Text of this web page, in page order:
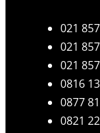
021
021
021
0816
0877
0821